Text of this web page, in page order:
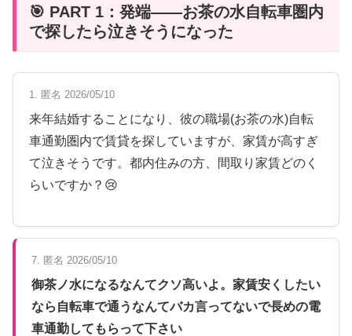
🎯 PART 1：発端——お茶の水自転車圏内
で探したら泣きそうになった
1. 匿名 2026/05/10
来年結婚することになり、彼の職場(お茶の水)自転
車通勤圏内で賃貸を探していますが、家賃が高すぎ
て泣きそうです。都内住みの方、間取り家賃どのく
らいですか？😢
7. 匿名 2026/05/10
御茶ノ水になるなんてクソ高いよ。家賃安くしたい
なら自転車で通うなんてバカ言ってないで長めの電
車通勤してもらって下さい